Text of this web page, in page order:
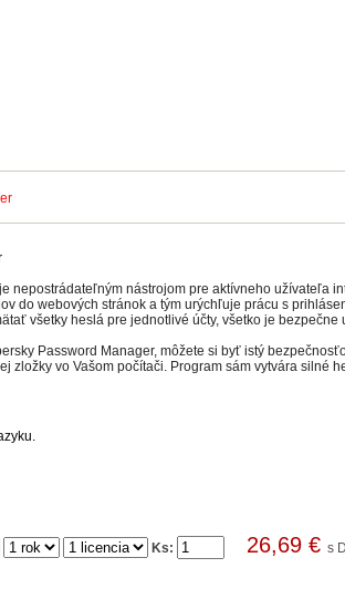
je nepostrádateľným nástrojom pre aktívneho užívateľa
do webových stránok a tým urýchľuje prácu s
všetky heslá pre jednotlivé účty, všetko je bezpečne
Password Manager, môžete si byť istý
zložky vo Vašom počítači. Program sám vytvára silné
Ks: 26,69 € s